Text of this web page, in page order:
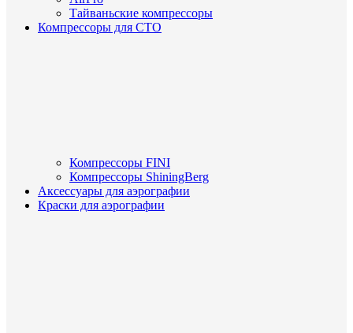
Тайваньские компрессоры
Компрессоры для СТО
Компрессоры FINI
Компрессоры ShiningBerg
Аксессуары для аэрографии
Краски для аэрографии